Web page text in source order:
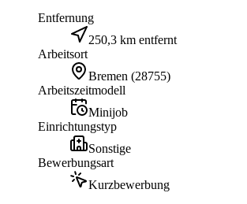
Entfernung
250,3 km entfernt
Arbeitsort
Bremen (28755)
Arbeitszeitmodell
Minijob
Einrichtungstyp
Sonstige
Bewerbungsart
Kurzbewerbung